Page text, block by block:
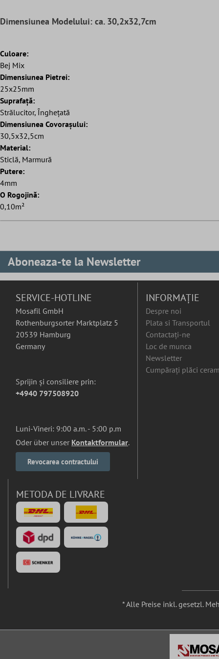
Dimensiunea Modelului: ca. 30,2x32,7cm
Culoare:
Bej Mix
Dimensiunea Pietrei:
25x25mm
Suprafaţă:
Strălucitor, Înghețată
Dimensiunea Covorașului:
30,5x32,5cm
Material:
Sticlă, Marmură
Putere:
4mm
O Rogojină:
0,10m²
Aboneaza-te la Newsletter
SERVICE-HOTLINE
Mosafil GmbH
Rothenburgsorter Marktplatz 5
20539 Hamburg
Germany
Sprijin și consiliere prin:
+4940 797508920
Luni-Vineri: 9:00 a.m. - 5:00 p.m
Oder über unser Kontaktformular.
Revocarea contractului
INFORMAȚIE
Despre noi
Plata si Transportul
Contactați-ne
Loc de munca
Newsletter
Cumpărați plăci
METODA DE LIVRARE
* Alle Preise inkl. gesetzl.